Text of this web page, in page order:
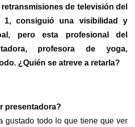
de televisión del
1, consiguió una visibilidad y
pero esta profesional del
profesora de yoga,
¿Quién se atreve a retarla?
presentadora?
gustado todo lo que tiene que ver